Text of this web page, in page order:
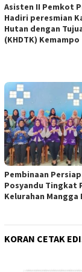
Asisten II Pemkot
Hadiri peresmian
Hutan dengan
(KHDTK) Kemampo
Pembinaan
Posyandu Tingkat
Kelurahan Mangga
KORAN CETAK